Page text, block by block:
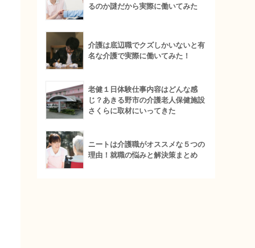
るのか謎だから実際に働いてみた
介護は底辺職でクズしかいないと有
名な介護で実際に働いてみた！
老健１日体験仕事内容はどんな感
じ？あきる野市の介護老人保健施設
さくらに取材にいってきた
ニートは介護職がオススメな５つの
理由！就職の悩みと解決策まとめ